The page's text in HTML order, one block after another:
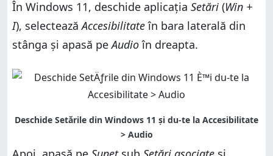
În Windows 11, deschide aplicația Setări (Win +
I), selecteazăAccesibilitateîn bara laterală din
stânga și apasă peAudioîn dreapta.